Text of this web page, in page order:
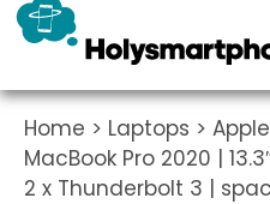
Home > Laptops > Apple
MacBook Pro 2020 |
2 x Thunderbolt 3 |